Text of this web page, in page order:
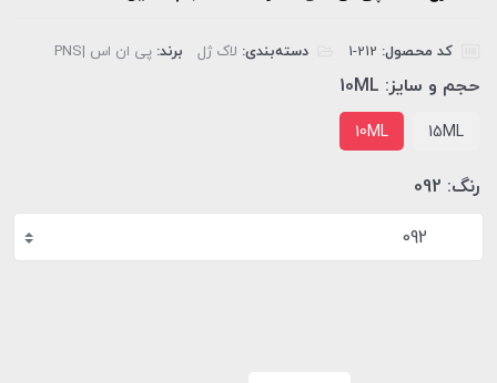
کد محصول: دسته‌بندی: لاک ژل برند: پی ان اس |PNS
حجم و سایز: 10ML
15ML
10ML
رنگ: 092
092